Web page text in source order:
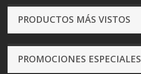
PRODUCTOS MÁS VISTOS
PROMOCIONES ESPECIALES